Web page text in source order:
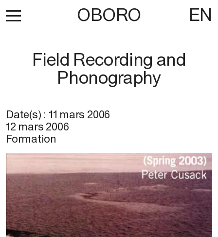
OBORO EN
Field Recording and
Phonography
Date(s) : 11 mars 2006
12 mars 2006
Formation